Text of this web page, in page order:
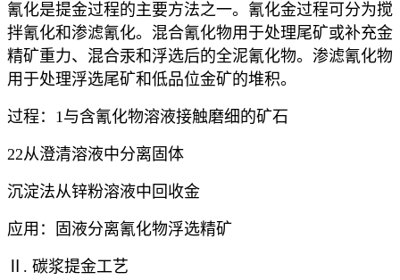
氰化是提金过程的主要方法之一。氰化金过程可分为搅
拌氰化和渗滤氰化。混合氰化物用于处理尾矿或补充金
精矿重力、混合汞和浮选后的全泥氰化物。渗滤氰化物
用于处理浮选尾矿和低品位金矿的堆积。
过程：1与含氰化物溶液接触磨细的矿石
22从澄清溶液中分离固体
沉淀法从锌粉溶液中回收金
应用：固液分离氰化物浮选精矿
Ⅱ. 碳浆提金工艺